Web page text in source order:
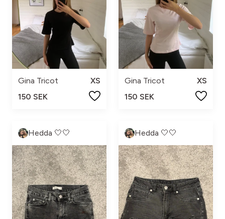
Gina Tricot
XS
150 SEK
Gina Tricot
XS
150 SEK
Hedda 🤍🤍 Hedda 🤍🤍